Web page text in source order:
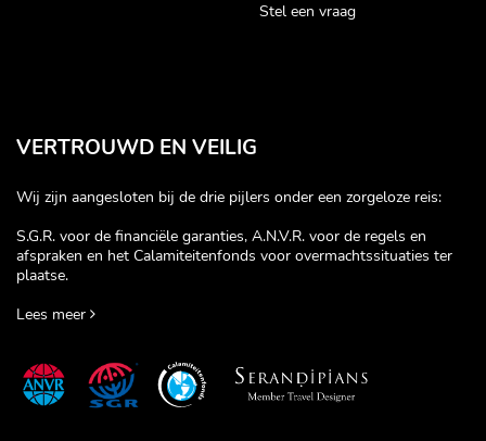
Stel een vraag
VERTROUWD EN VEILIG
Wij zijn aangesloten bij de drie pijlers onder een zorgeloze reis:
S.G.R. voor de financiële garanties, A.N.V.R. voor de regels en
afspraken en het Calamiteitenfonds voor overmachtssituaties ter
plaatse.
Lees meer